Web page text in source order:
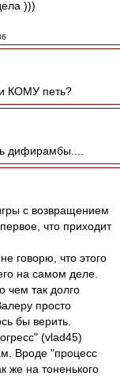
)))
КОМУ петь?
дифирамбы....
с возвращением
что приходит
говорю, что этого
на самом деле.
чем так долго
просто
бы верить.
(vlad45)
Вроде "процесс
же на тоненького